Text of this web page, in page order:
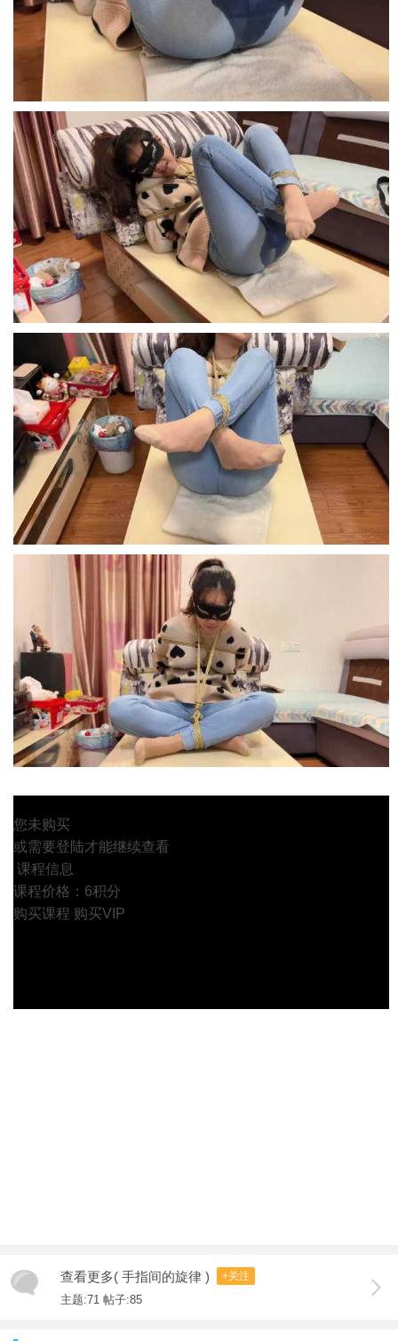
您未购买
或需要登陆才能继续查看
课程信息
课程价格：6积分
购买课程 购买VIP
查看更多( 手指间的旋律 ) +关注
主题:71 帖子:85